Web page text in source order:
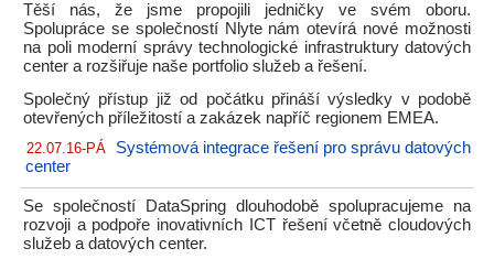
Těší nás, že jsme propojili jedničky ve svém oboru.
Spolupráce se společností Nlyte nám otevírá nové možnosti
na poli moderní správy technologické infrastruktury datových
center a rozšiřuje naše portfolio služeb a řešení.
Společný přístup již od počátku přináší výsledky v podobě
otevřených příležitostí a zakázek napříč regionem EMEA.
22.07.16-PÁ
Systémová integrace řešení pro správu datových
center
Se společností DataSpring dlouhodobě spolupracujeme na
rozvoji a podpoře inovativních ICT řešení včetně cloudových
služeb a datových center.